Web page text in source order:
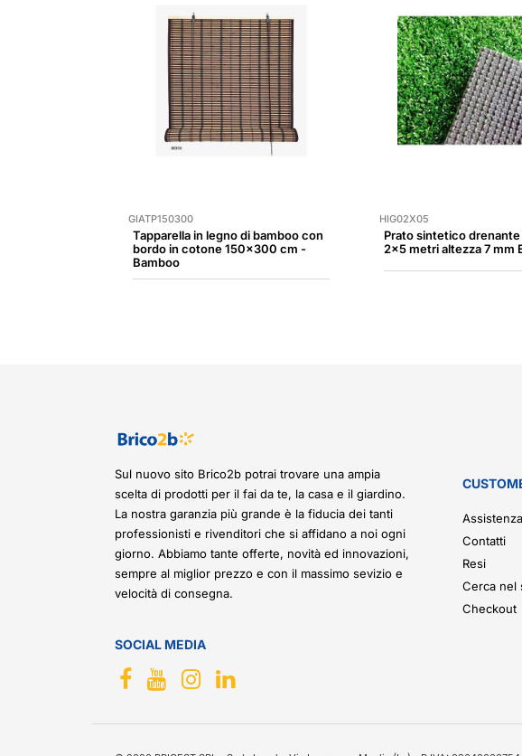
GIATP150300
Tapparella in legno di bamboo con
bordo in cotone 150x300 cm -
Bamboo
HIG02X05
Prato sintetico
2x5 metri altezza 7 mm
Sul nuovo sito Brico2b potrai trovare una ampia
scelta di prodotti per il fai da te, la casa e il giardino.
La nostra garanzia più grande è la fiducia dei tanti
professionisti e rivenditori che si affidano a noi ogni
giorno. Abbiamo tante offerte, novità ed innovazioni,
sempre al miglior prezzo e con il massimo sevizio e
velocità di consegna.
SOCIAL MEDIA
Assistenza
Contatti
Resi
Cerca nel
Checkout